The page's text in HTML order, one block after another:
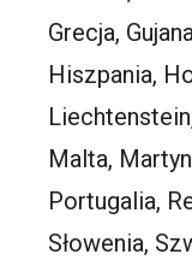
Grecja,
Hiszpania,
Malta,
Portugalia,
Słowenia,